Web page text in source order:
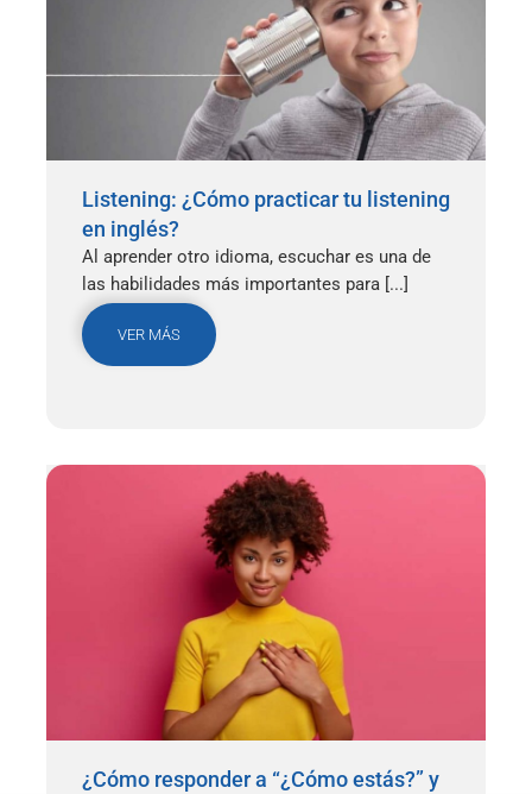
Listening: ¿Cómo practicar tu listening
en inglés?
Al aprender otro idioma, escuchar es una de
las habilidades más importantes para [...]
VER MÁS
¿Cómo responder a “¿Cómo estás?” y